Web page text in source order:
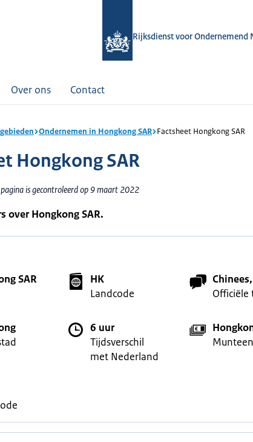
Rijksdienst voor Ondernemend
Over ons Contact
Ondernemen in Hongkong SAR Factsheet Hongkong SAR
Hongkong SAR
is gecontroleerd op 9 maart 2022
over Hongkong SAR.
SAR
HK
Landcode
Officiële
6 uur
Tijdsverschil
met Nederland